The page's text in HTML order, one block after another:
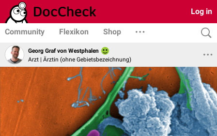
Log in
Community Flexikon Shop
Georg Graf von Westphalen
Arzt | Ärztin (ohne Gebietsbezeichnung)